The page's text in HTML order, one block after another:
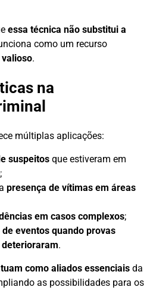
essa técnica não substitui a
como um recurso
.
na
múltiplas aplicações:
suspeitos que estiveram em
presença de vítimas em áreas
em casos complexos;
eventos quando provas
.
como aliados essenciais da
as possibilidades para os